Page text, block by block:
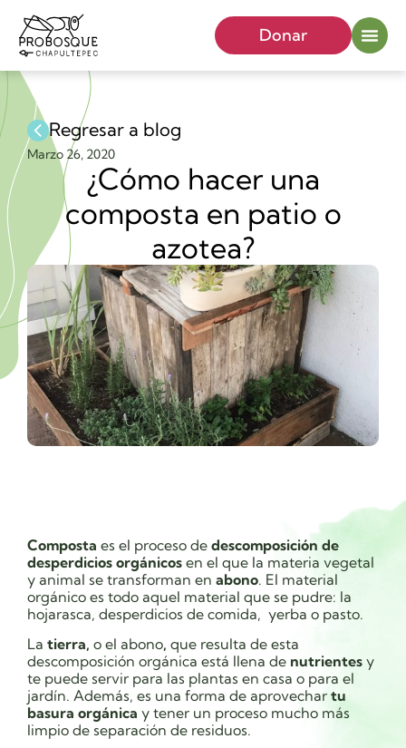
Donar
Regresar a blog
Marzo 26, 2020
¿Cómo hacer una
composta en patio o
azotea?
Composta es el proceso de descomposición de
desperdicios orgánicos en el que la materia vegetal
y animal se transforman en abono. El material
orgánico es todo aquel material que se pudre: la
hojarasca, desperdicios de comida, yerba o pasto.
La tierra, o el abono, que resulta de esta
descomposición orgánica está llena de nutrientes y
te puede servir para las plantas en casa o para el
jardín. Además, es una forma de aprovechar tu
basura orgánica y tener un proceso mucho más
limpio de separación de residuos.